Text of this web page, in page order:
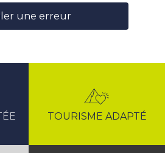
une erreur
TOURISME ADAPTÉ